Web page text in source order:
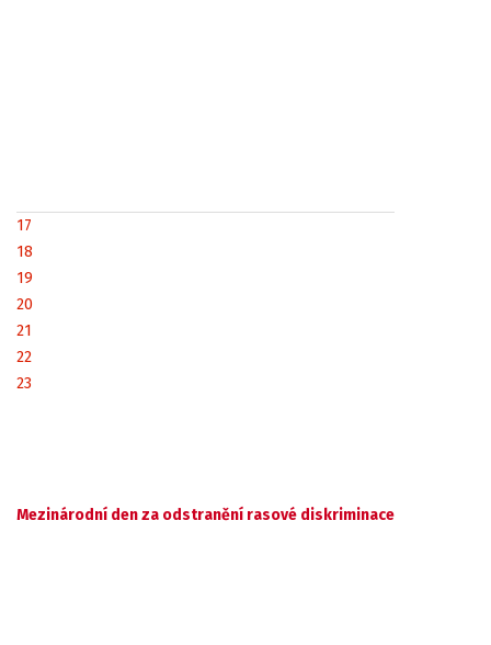
17
18
19
20
21
22
23
Mezinárodní den za odstranění rasové diskriminace